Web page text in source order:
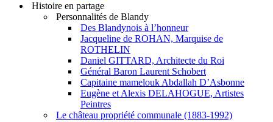
Histoire en partage
Personnalités de Blandy
Des Blandynois à l’honneur
Jacqueline de ROHAN, Marquise de
ROTHELIN
Daniel GITTARD, Architecte du Roi
Général Baron Laurent Schobert
Capitaine mamelouk Abdallah D’Asbonne
Eugène et Alexis DELAHOGUE, Artistes
Peintres
Le château propriété communale (1883-1992)